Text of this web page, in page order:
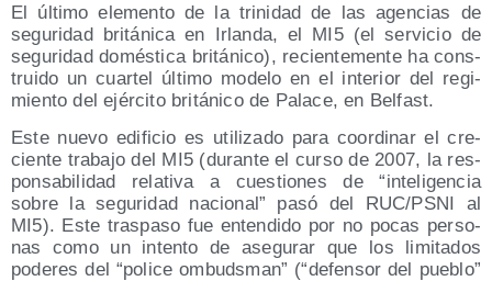
El últi­mo ele­men­to de la tri­ni­dad de las agen­cias de
segu­ri­dad bri­tá­ni­ca en Irlan­da, el MI5 (el ser­vi­cio de
segu­ri­dad domés­ti­ca bri­tá­ni­co), recien­te­men­te ha cons­
trui­do un cuar­tel últi­mo mode­lo en el inte­rior del regi­
mien­to del ejér­ci­to bri­tá­ni­co de Pala­ce, en Belfast.
Este nue­vo edi­fi­cio es uti­li­za­do para coor­di­nar el cre­
cien­te tra­ba­jo del MI5 (duran­te el cur­so de 2007, la res­
pon­sa­bi­li­dad rela­ti­va a cues­tio­nes de “inte­li­gen­cia
sobre la segu­ri­dad nacio­nal” pasó del RUC/​PSNI al
MI5). Este tras­pa­so fue enten­di­do por no pocas per­so­
nas como un inten­to de ase­gu­rar que los limi­ta­dos
pode­res del “poli­ce ombuds­man” (“defen­sor del pue­blo”